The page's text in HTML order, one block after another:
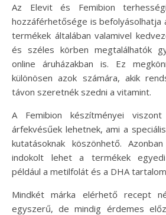
Az Elevit és Femibion
hozzáférhetősége is befolyásolhatja
termékek általában valamivel
és széles körben megtalálhatók
online áruházakban is. Ez
különösen azok számára, akik
távon szeretnék szedni a vitamint.
A Femibion készítményei viszont
árfekvésűek lehetnek, ami a
kutatásoknak köszönhető.
indokolt lehet a termékek
például a metilfolát és a DHA
Mindkét márka elérhető recept
egyszerű, de mindig érdemes